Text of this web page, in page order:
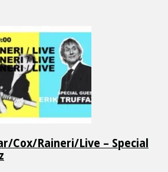
Cox/Raineri/Live – Special